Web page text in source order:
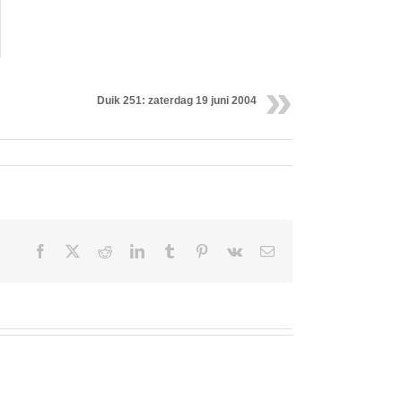
Duik 251: zaterdag 19 juni 2004
Facebook RedditLinkedInTumblr Pinterest
Vk Email